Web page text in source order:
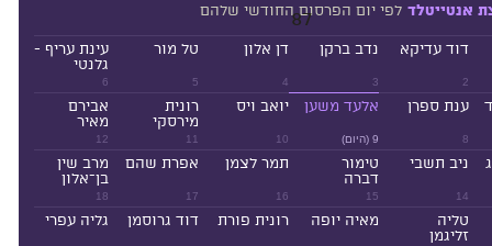
87 אנטייטלד לפי יום הפרסום החודשי שלהם
2
דוד עדיקא
3
נדב ברקן
4
דן אלון
5
טל מור
6
עינת עריף -
גלנטי
8
ענת ספרן
9 (היום)
אלעד משען
10
יואב ויס
11
רונית
מירסקי
12
אבירם
מאיר
14
ניב תשבי
15
טימור
דברה
16
תמר לצמן
17
אפרת שהם
18
מרב שין
בן־אלון
טליה
זליגמן
מאיה יופה רונית פורת דוד גרוסמן גליה עפרי